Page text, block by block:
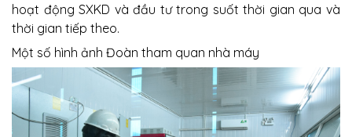
hoạt động SXKD và đầu tư trong suốt thời gian qua và
thời gian tiếp theo.
Một số hình ảnh Đoàn tham quan nhà máy